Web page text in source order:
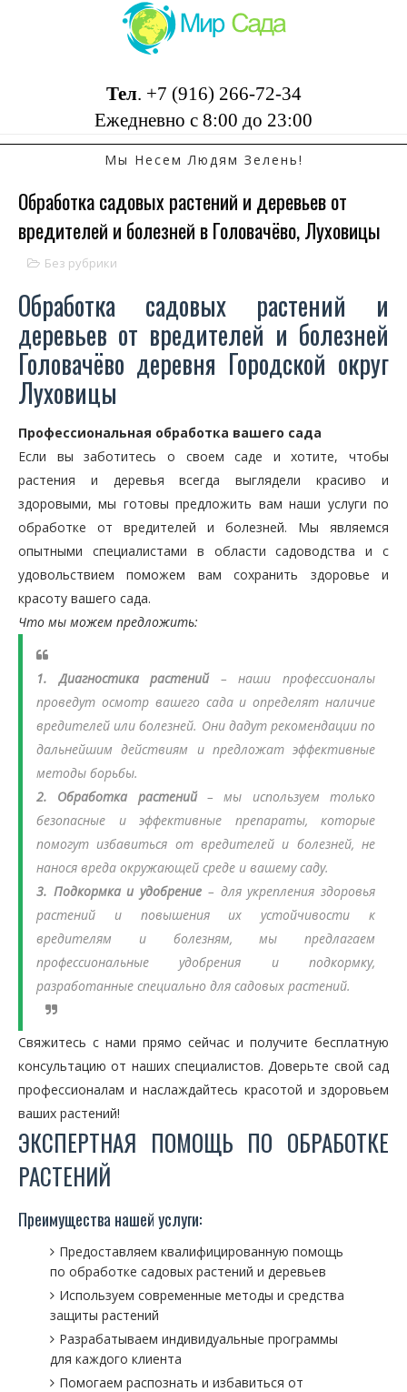
Тел. +7 (916) 266-72-34
Ежедневно с 8:00 до 23:00
Мы Несем Людям Зелень!
Обработка садовых растений и деревьев от
вредителей и болезней в Головачёво, Луховицы
Без рубрики
Обработка садовых растений и
деревьев от вредителей и болезней
Головачёво деревня Городской округ
Луховицы
Профессиональная обработка вашего сада
Если вы заботитесь о своем саде и хотите, чтобы
растения и деревья всегда выглядели красиво и
здоровыми, мы готовы предложить вам наши услуги по
обработке от вредителей и болезней. Мы являемся
опытными специалистами в области садоводства и с
удовольствием поможем вам сохранить здоровье и
красоту вашего сада.
Что мы можем предложить:
1. Диагностика растений– наши профессионалы
проведут осмотр вашего сада и определят наличие
вредителей или болезней. Они дадут рекомендации по
дальнейшим действиям и предложат эффективные
методы борьбы.
2. Обработка растений– мы используем только
безопасные и эффективные препараты, которые
помогут избавиться от вредителей и болезней, не
нанося вреда окружающей среде и вашему саду.
3. Подкормка и удобрение – для укрепления здоровья
растений и повышения их устойчивости к
вредителям и болезням, мы предлагаем
профессиональные удобрения и подкормку,
разработанные специально для садовых растений.
Свяжитесь с нами прямо сейчас и получите бесплатную
консультацию от наших специалистов. Доверьте свой сад
профессионалам и наслаждайтесь красотой и здоровьем
ваших растений!
ЭКСПЕРТНАЯ ПОМОЩЬ ПО ОБРАБОТКЕ
РАСТЕНИЙ
Преимущества нашей услуги:
Предоставляем квалифицированную помощь
по обработке садовых растений и деревьев
Используем современные методы и средства
защиты растений
Разрабатываем индивидуальные программы
для каждого клиента
Помогаем распознать и избавиться от